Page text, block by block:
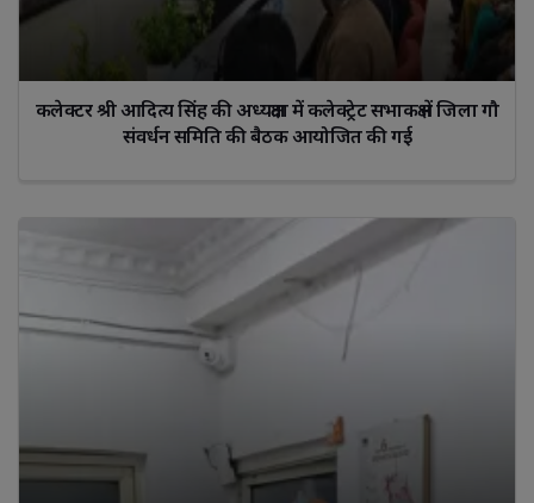
कलेक्‍टर श्री आदित्‍य सिंह की अध्यक्षता में कलेक्‍ट्रेट सभाकक्ष में जिला गौ
संवर्धन समिति की बैठक आयोजित की गई